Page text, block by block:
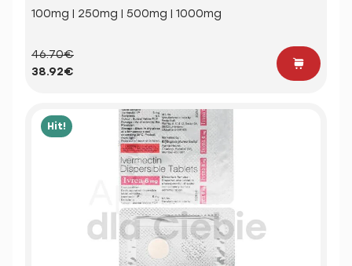
100mg | 250mg | 500mg | 1000mg
46.70€
38.92€
Hit!